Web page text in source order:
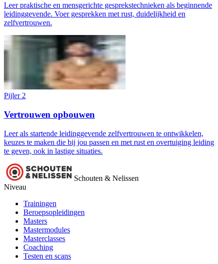
Leer praktische en mensgerichte gesprekstechnieken als beginnende
leidinggevende. Voer gesprekken met rust, duidelijkheid en
zelfvertrouwen.
Pijler 2
Vertrouwen opbouwen
Leer als startende leidinggevende zelfvertrouwen te ontwikkelen,
keuzes te maken die bij jou passen en met rust en overtuiging leiding
te geven, ook in lastige situaties.
Schouten & Nelissen
Niveau
Trainingen
Beroepsopleidingen
Masters
Mastermodules
Masterclasses
Coaching
Testen en scans